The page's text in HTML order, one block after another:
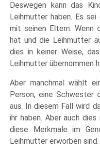
Deswegen kann das
Leihmutter haben. Es
mit seinen Eltern. Wenn
hat und die Leihmutter
dies in keiner Weise,
Leihmutter übernommen
Aber manchmal wählt
Person, eine Schwester
aus. In diesem Fall wird
ihr haben. Aber auch
diese Merkmale im
Leihmutter erworben sind.